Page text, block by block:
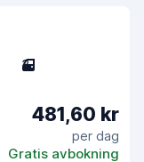
3
481,60 kr
per dag
Gratis avbokning